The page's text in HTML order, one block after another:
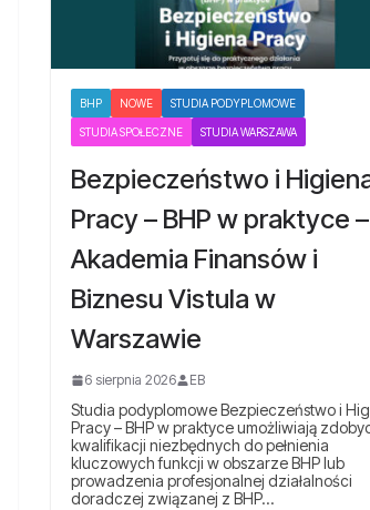
BHP NOWE STUDIA PODYPLOMOWE
STUDIA SPOŁECZNE STUDIA WARSZAWA
Bezpieczeństwo i
Pracy – BHP w praktyce –
Akademia Finansów i
Biznesu Vistula w
Warszawie
6 sierpnia 2026 EB
Studia podyplomowe Bezpieczeństwo i
Pracy – BHP w praktyce umożliwiają
kwalifikacji niezbędnych do pełnienia
kluczowych funkcji w obszarze BHP lub
prowadzenia profesjonalnej działalności
doradczej związanej z BHP…